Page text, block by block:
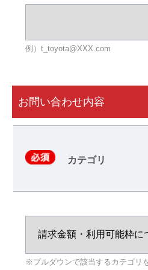
例）t_toyota@XXX.com
お問い合わせ内容
カテゴリ
※プルダウンで該当するカテゴリ